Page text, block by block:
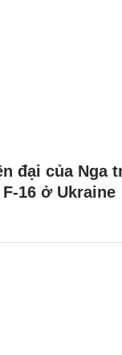
đại của Nga
F-16 ở Ukraine